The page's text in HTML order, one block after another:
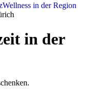
Wellness in der Region
in der